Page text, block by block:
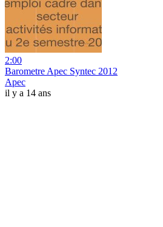
2:00
Barometre Apec Syntec 2012
Apec
il y a 14 ans